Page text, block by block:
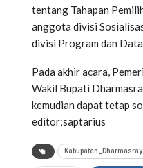
tentang Tahapan
anggota divisi
divisi Program dan
Pada akhir acara,
Wakil Bupati
kemudian dapat tetap
editor;saptarius